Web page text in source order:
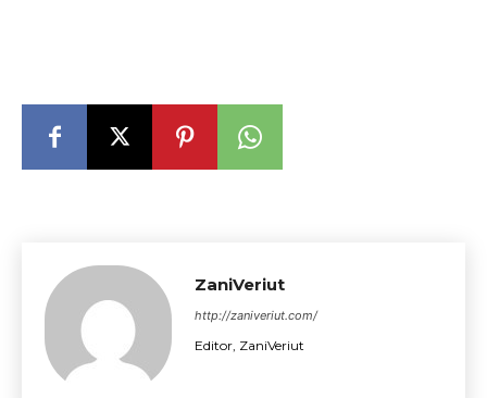
ZaniVeriut
http://zaniveriut.com/
Editor, ZaniVeriut